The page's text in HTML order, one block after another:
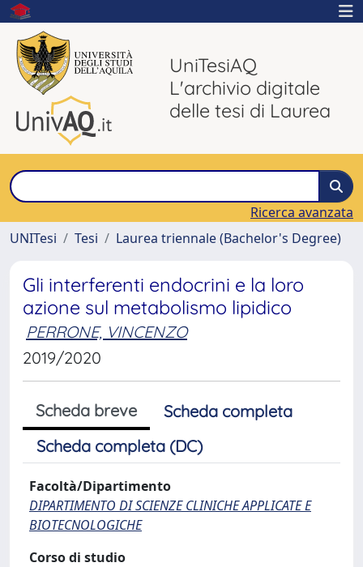
UniTesiAQ
L'archivio digitale
delle tesi di Laurea
Ricerca avanzata
UNITesi
Tesi Laurea triennale (Bachelor's Degree)
Gli interferenti endocrini e la loro
azione sul metabolismo lipidico
PERRONE, VINCENZO
2019/2020
Scheda breve
Scheda completa
Scheda completa (DC)
Facoltà/Dipartimento
DIPARTIMENTO DI SCIENZE CLINICHE APPLICATE E
BIOTECNOLOGICHE
Corso di studio